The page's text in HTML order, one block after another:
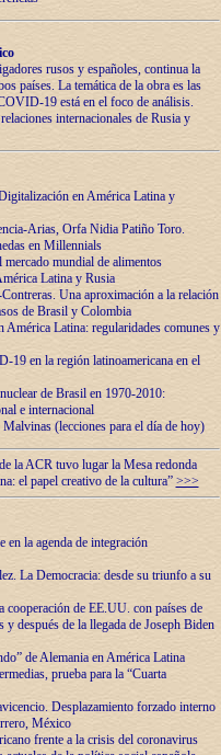
rusos y españoles, continua la
países. La temática de la obra es las
19 está en el foco de análisis.
internacionales de Rusia y
en América Latina y
Arias, Orfa Nidia Patiño Toro.
en Millennials
mundial de alimentos
Latina y Rusia
Una aproximación a la relación
de Brasil y Colombia
Latina: regularidades comunes y
19 en la región latinoamericana en el
de Brasil en 1970-2010:
e internacional
(lecciones para el día de hoy)
la ACR tuvo lugar la Mesa redonda
el papel creativo de la cultura” >>>
la agenda de integración
La Democracia: desde su triunfo a su
de EE.UU. con países de
después de la llegada de Joseph Biden
de Alemania en América Latina
prueba para la “Cuarta
Desplazamiento forzado interno
México
frente a la crisis del coronavirus